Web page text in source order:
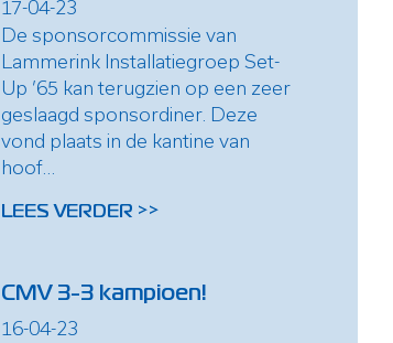
17-04-23
De sponsorcommissie van
Lammerink Installatiegroep Set-
Up ’65 kan terugzien op een zeer
geslaagd sponsordiner. Deze
vond plaats in de kantine van
hoof...
LEES VERDER >>
CMV 3-3 kampioen!
16-04-23